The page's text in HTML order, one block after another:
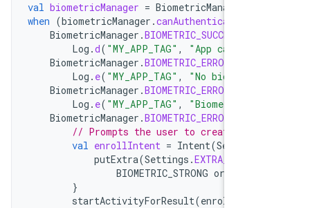
val biometricManager = BiometricManager
when (biometricManager.canAuthenticate
BiometricManager.BIOMETRIC_SUCCESS
Log.d "MY_APP_TAG"
BiometricManager.
Log.e "MY_APP_TAG"
BiometricManager.
Log.e "MY_APP_TAG"
BiometricManager.
// Prompts the user to create
val enrollIntent =
putExtra(Settings
BIOMETRIC_STRONG
startActivityForResult